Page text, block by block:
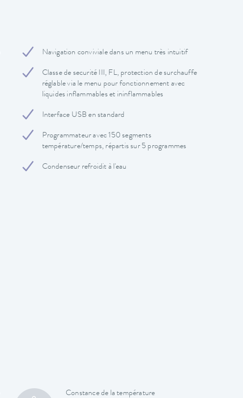
Navigation conviviale dans un menu très intuitif
Classe de securité III, FL, protection de surchauffe
réglable via le menu pour fonctionnement avec
liquides inflammables et ininflammables
Interface USB en standard
Programmateur avec 150 segments
température/temps, répartis sur 5 programmes
Condenseur refroidit à l'eau
Constance de la température